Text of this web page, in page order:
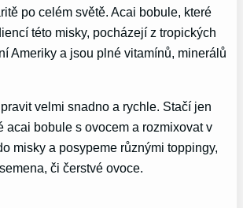
po celém světě. Acai bobule, které
této misky, pocházejí z tropických
Ameriky a jsou plné vitamínů, minerálů
velmi snadno a rychle. Stačí jen
acai bobule s ovocem a rozmixovat v
misky a posypeme různými toppingy,
či čerstvé ovoce.